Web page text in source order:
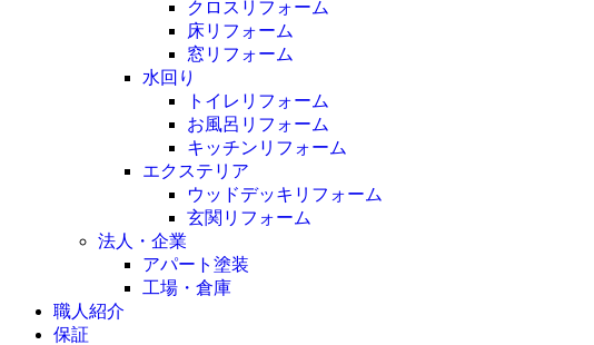
クロスリフォーム
床リフォーム
窓リフォーム
水回り
トイレリフォーム
お風呂リフォーム
キッチンリフォーム
エクステリア
ウッドデッキリフォーム
玄関リフォーム
法人・企業
アパート塗装
工場・倉庫
職人紹介
保証